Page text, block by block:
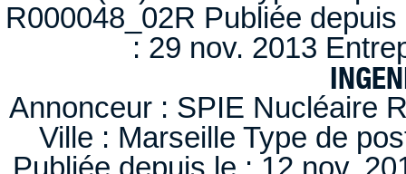
R000048_02R Publiée
: 29 nov. 2013
Annonceur : SPIE Nucléaire
Ville : Marseille Type de
Publiée depuis le : 12 nov.